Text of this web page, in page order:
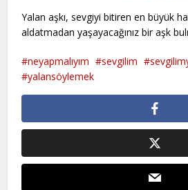
Yalan aşkı, sevgiyi bitiren en büyük
aldatmadan yaşayacağınız bir aşk
neyapmalıyım sevgilim
yalansöylemek